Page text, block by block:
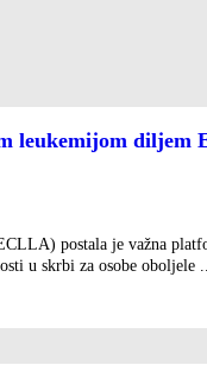
leukemijom diljem
postala je važna
u skrbi za osobe oboljele ...